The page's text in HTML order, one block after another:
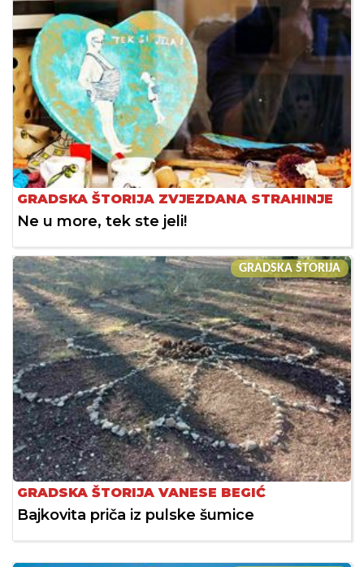
GRADSKA ŠTORIJA ZVJEZDANA STRAHINJE
Ne u more, tek ste jeli!
GRADSKA ŠTORIJA
GRADSKA ŠTORIJA VANESE BEGIĆ
Bajkovita priča iz pulske šumice